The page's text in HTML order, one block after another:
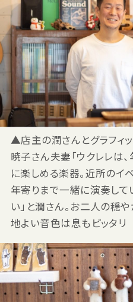
▲店主の潤さんとグラフィ
暁子さん夫妻「ウクレレは
に楽しめる楽器。近所のイ
年寄りまで一緒に演奏し
い」と潤さん。お二人の穏
地よい音色は息もピッタリ